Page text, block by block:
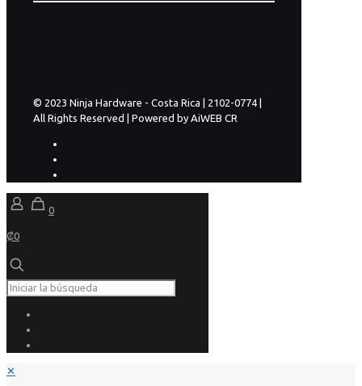
© 2023 Ninja Hardware - Costa Rica | 2102-0774 |
All Rights Reserved | Powered by AiWEB CR
0
₡0
✕